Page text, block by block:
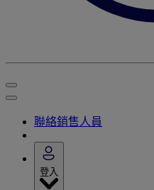
聯絡銷售人員
登入